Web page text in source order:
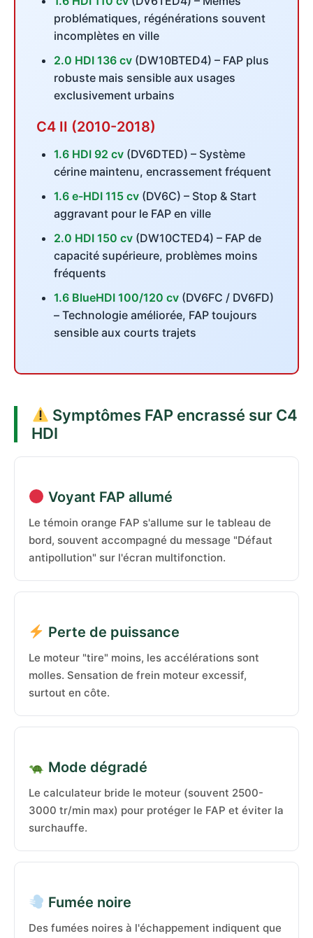
problématiques, régénérations souvent
incomplètes en ville
2.0 HDI 136 cv (DW10BTED4) – FAP plus
robuste mais sensible aux usages
exclusivement urbains
C4 II (2010-2018)
1.6 HDI 92 cv (DV6DTED) – Système
cérine maintenu, encrassement fréquent
1.6 e-HDI 115 cv (DV6C) – Stop & Start
aggravant pour le FAP en ville
2.0 HDI 150 cv (DW10CTED4) – FAP de
capacité supérieure, problèmes moins
fréquents
1.6 BlueHDI 100/120 cv (DV6FC / DV6FD)
– Technologie améliorée, FAP toujours
sensible aux courts trajets
Symptômes FAP encrassé sur C4
HDI
Voyant FAP allumé
Le témoin orange FAP s'allume sur le tableau de
bord, souvent accompagné du message "Défaut
antipollution" sur l'écran multifonction.
Perte de puissance
Le moteur "tire" moins, les accélérations sont
molles. Sensation de frein moteur excessif,
surtout en côte.
Mode dégradé
Le calculateur bride le moteur (souvent 2500-
3000 tr/min max) pour protéger le FAP et éviter la
surchauffe.
Fumée noire
Des fumées noires à l'échappement indiquent que